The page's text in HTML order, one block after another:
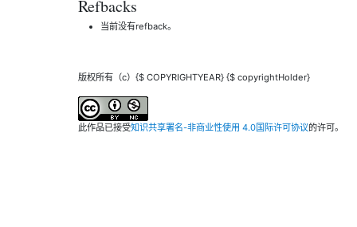
Refbacks
当前没有refback。
版权所有（c）{$ COPYRIGHTYEAR} {$ copyrightHolder}
此作品已接受知识共享署名-非商业性使用 4.0国际许可协议的许可。